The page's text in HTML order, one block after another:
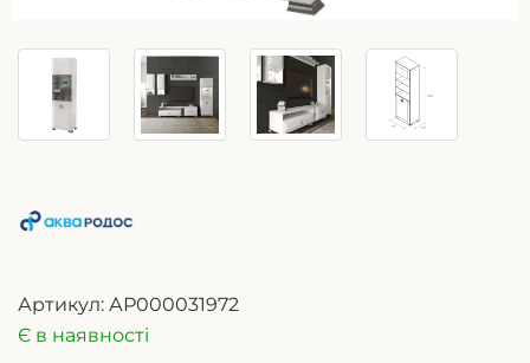
Артикул: АР000031972
Є в наявності